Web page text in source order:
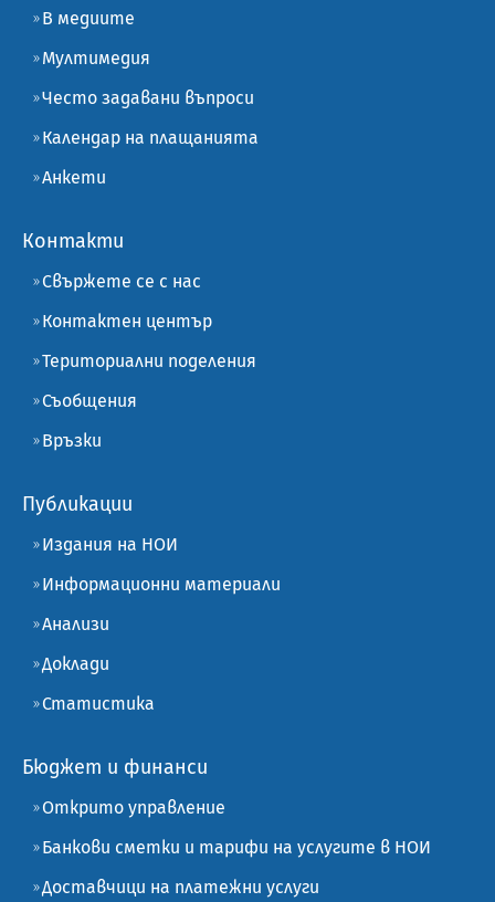
В медиите
Мултимедия
Често задавани въпроси
Календар на плащанията
Анкети
Контакти
Свържете се с нас
Контактен център
Териториални поделения
Съобщения
Връзки
Публикации
Издания на НОИ
Информационни материали
Анализи
Доклади
Статистика
Бюджет и финанси
Открито управление
Банкови сметки и тарифи на услугите в НОИ
Доставчици на платежни услуги